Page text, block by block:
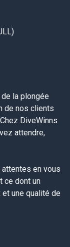
la plongée
de nos clients
DiveWinns
attendre,
en vous
ce dont un
une qualité de